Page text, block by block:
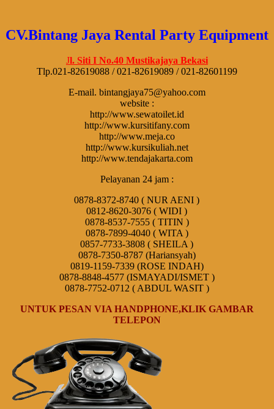
CV.Bintang Jaya Rental Party Equipment
Jl. Siti I No.40 Mustikajaya Bekasi
Tlp.021-82619088 / 021-82619089 / 021-82601199
E-mail. bintangjaya75@yahoo.com
website :
http://www.sewatoilet.id
http://www.kursitifany.com
http://www.meja.co
http://www.kursikuliah.net
http://www.tendajakarta.com
Pelayanan 24 jam :
0878-8372-8740 ( NUR AENI )
0812-8620-3076 ( WIDI )
0878-8537-7555 ( TITIN )
0878-7899-4040 ( WITA )
0857-7733-3808 ( SHEILA )
0878-7350-8787 (Hariansyah)
0819-1159-7339 (ROSE INDAH)
0878-8848-4577 (ISMAYADI/ISMET )
0878-7752-0712 ( ABDUL WASIT )
UNTUK PESAN VIA HANDPHONE,KLIK GAMBAR
TELEPON